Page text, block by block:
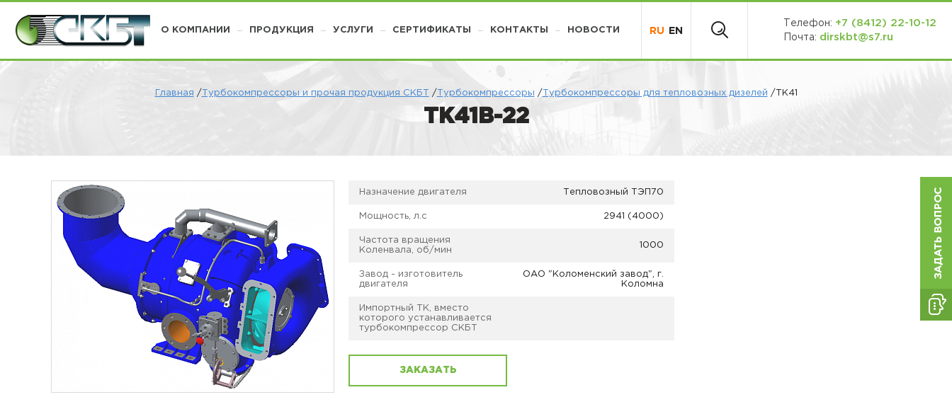
О КОМПАНИИ ПРОДУКЦИЯ УСЛУГИ СЕРТИФИКАТЫ КОНТАКТЫ НОВОСТИ RU EN
Телефон: +7 (8412) 22-10-12
Почта: dirskbt@s7.ru
Главная / Турбокомпрессоры и прочая продукция СКБТ / Турбокомпрессоры / Турбокомпрессоры для тепловозных дизелей /ТК41
ТК41В-22
Назначение двигателя Тепловозный ТЭП70
Мощность, л.с 2941 (4000)
Частота вращения
Коленвала, об/мин
1000
Завод - изготовитель
двигателя
ОАО "Коломенский завод", г.
Коломна
Импортный ТК, вместо
которого устанавливается
турбокомпрессор СКБТ
ЗАКАЗАТЬ